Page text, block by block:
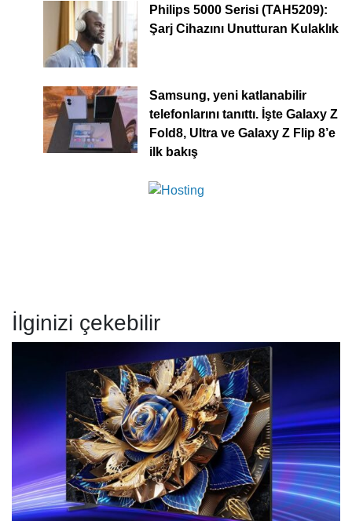
Philips 5000 Serisi (TAH5209):
Şarj Cihazını Unutturan Kulaklık
Samsung, yeni katlanabilir
telefonlarını tanıttı. İşte Galaxy Z
Fold8, Ultra ve Galaxy Z Flip 8’e
ilk bakış
İlginizi çekebilir